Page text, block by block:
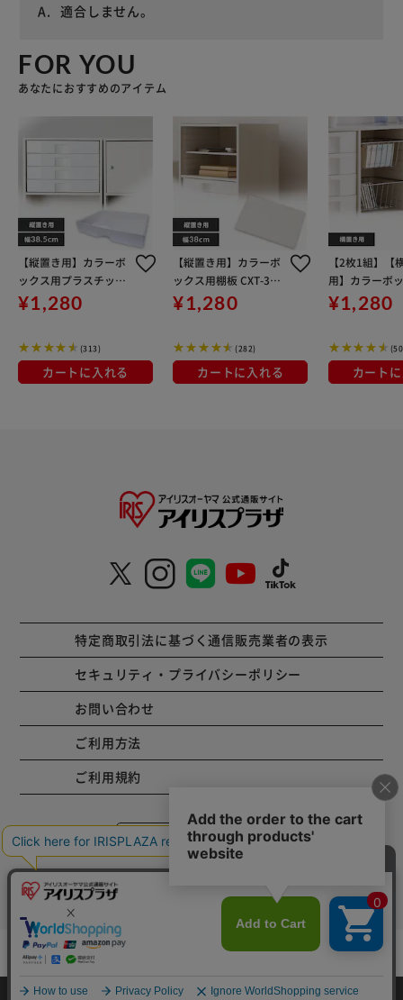
適合しません。
FOR YOU
あなたにおすすめのアイテム
【縦置き用】カラーボ
ックス用プラスチック
引出し CXH-38P ホワ
¥1,280
(313)
カートに入れる
【縦置き用】カラーボ
ックス用棚板 CXT-38
オフホワイト
¥1,280
(282)
カートに入れる
【2枚1組】【
用】カラーボ
レールボード
ホワイト
¥1,280
カート
特定商取引法に基づく通信販売業者の表示
セキュリティ・プライバシーポリシー
お問い合わせ
ご利用方法
ご利用規約
コーポレートサイト
Copyright © 2001 IRISPLAZA. ALL Rights Reserved.